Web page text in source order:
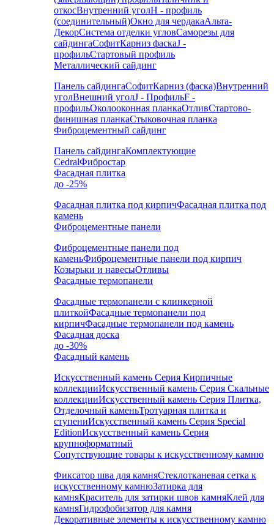
откосВнутренний уголH - профиль
(соединительный)Окно для чердакаАльта-
ДекорСистема отделки угловСаморезы для
сайдингаСофитКарниз фаскаJ -
профильСтартовый профиль
Металлический сайдинг
Панель сайдингаСофитКарниз (фаска)Внутренний
уголВнешний уголJ - ПрофильF -
профильОколооконная планкаОтливСтартово-
финишная планкаСтыковочная планка
Фиброцементный сайдинг
Панель сайдингаКомплектующие
CedralФибростар
Фасадная плитка
до -25%
Фасадная плитка под кирпичФасадная плитка под
камень
Фиброцементные панели
Фиброцементные панели под
каменьФиброцементные панели под кирпич
Козырьки и навесыОтливы
Фасадные термопанели
Фасадные термопанели с клинкерной
плиткойФасадные термопанели под
кирпичФасадные термопанели под камень
Фасадная доска
до -30%
Фасадный камень
Искусственный камень Серия Кирпичные
коллекцииИскусственный камень Серия Скальные
коллекцииИскусственный камень Серия Плитка,
Отделочный каменьТротуарная плитка и
ступениИскусственный камень Серия Special
EditionИскусственный камень Серия
крупноформатный
Сопутствующие товары к искусственному камню
Фиксатор шва для камняСтеклотканевая сетка к
искусственному камнюЗатирка для
камняКраситель для затирки швов камняКлей для
камняГидрофобизатор для камня
Декоративные элементы к искусственному камню